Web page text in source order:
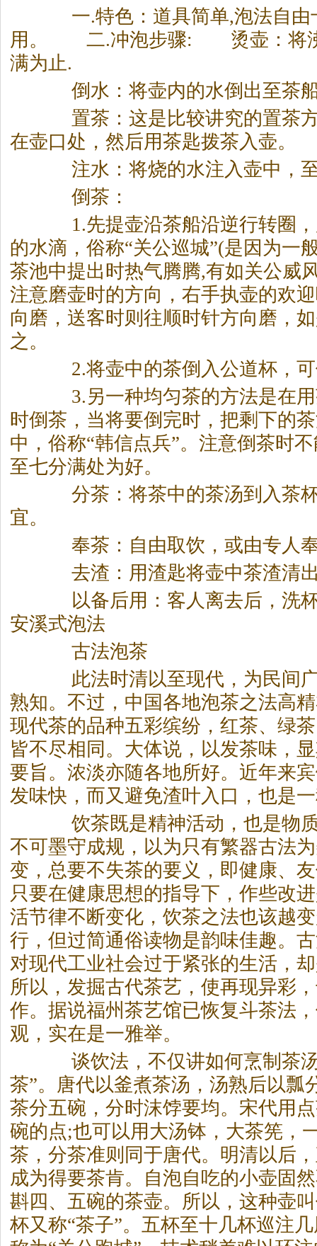
一.特色：道具简单,泡法自由
用。 二.冲泡步骤: 烫壶：将沸
满为止.
倒水：将壶内的水倒出至茶
置茶 ：这是比较讲究的置茶
在壶口处，然后用茶匙拨茶入壶。
注水：将烧的水注入壶中，
倒茶 ：
1.先提壶沿茶船沿逆行转圈
的水滴，俗称“关公巡城”(是因为一
茶池中提出时热气腾腾,有如关公威
注意磨壶时的方向，右手执壶的欢
向磨，送客时则往顺时针方向磨，
之。
2.将壶中的茶倒入公道杯，
3.另一种均匀茶的方法是在用
时倒茶 ，当将要倒完时，把剩下的茶
中，俗称“韩信点兵”。注意倒茶时
至七分满处为好。
分茶 ：将茶中的茶汤到入茶
宜。
奉茶 ：自由取饮，或由专人
去渣：用渣匙将壶中茶渣清
以备后用：客人离去后，洗杯
安溪式泡法
古法泡茶
此法时清以至现代，为民间广
熟知。不过，中国各地泡茶之法高
现代茶的品种五彩缤纷，红茶、绿茶
皆不尽相同。大体说，以发茶味，
要旨。浓淡亦随各地所好。近年来
发味快，而又避免渣叶入口，也是
饮茶既是精神活动，也是物
不可墨守成规，以为只有繁器古法
变，总要不失茶的要义，即健康、
只要在健康思想的指导下，作些改
活节律不断变化，饮茶之法也该越
行，但过简通俗读物是韵味佳趣。
对现代工业社会过于紧张的生活，
所以，发掘古代茶艺，使再现异彩
作。据说福州 茶艺馆已恢复斗茶法
观，实在是一雅举。
谈饮法，不仅讲如何烹制 茶
茶”。唐代以釜煮茶汤，汤熟后以瓢
茶分五碗，分时沫饽要均。宋代用点
碗的点;也可以用大汤钵，大茶筅，
茶 ，分茶准则同于唐代。明清以后
成为得要茶肯。自泡自吃的小壶固
斟四、五碗的茶壶。所以，这种壶
杯又称“茶子”。五杯至十几杯巡注